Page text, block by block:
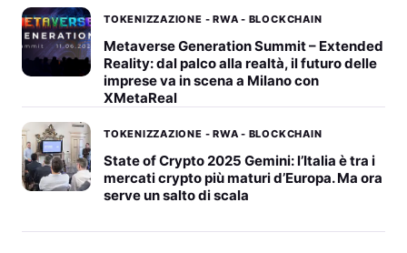
TOKENIZZAZIONE - RWA - BLOCKCHAIN
Metaverse Generation Summit – Extended
Reality: dal palco alla realtà, il futuro delle
imprese va in scena a Milano con
XMetaReal
TOKENIZZAZIONE - RWA - BLOCKCHAIN
State of Crypto 2025 Gemini: l’Italia è tra i
mercati crypto più maturi d’Europa. Ma ora
serve un salto di scala